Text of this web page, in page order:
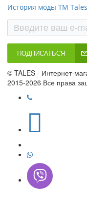
История моды ТМ Tales
ПОДПИСАТЬСЯ
© TALES - Интернет-
2015-2026 Все права